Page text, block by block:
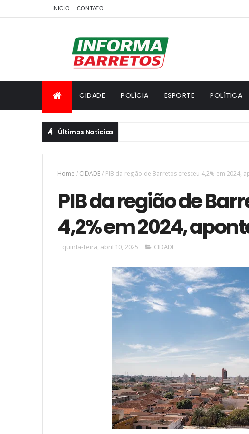
INICIO CONTATO
CIDADE POLÍCIA ESPORTE POLÍTICA
Últimas Notícias
Home / CIDADE/ PIB da região de Barretos cresceu 4,2% em 2024,
PIB da região de
4,2% em 2024,
quinta-feira, abril 10, 2025 CIDADE